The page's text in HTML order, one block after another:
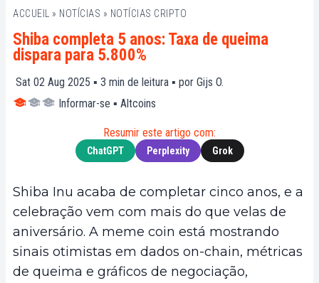
ACCUEIL » NOTÍCIAS » NOTÍCIAS CRIPTO
Shiba completa 5 anos: Taxa de queima
dispara para 5.800%
Sat 02 Aug 2025 ▪ 3 min de leitura ▪ por Gijs O.
Informar-se ▪ Altcoins
Resumir este artigo com:
ChatGPT Perplexity Grok
Shiba Inu acaba de completar cinco anos, e a
celebração vem com mais do que velas de
aniversário. A meme coin está mostrando
sinais otimistas em dados on-chain, métricas
de queima e gráficos de negociação,